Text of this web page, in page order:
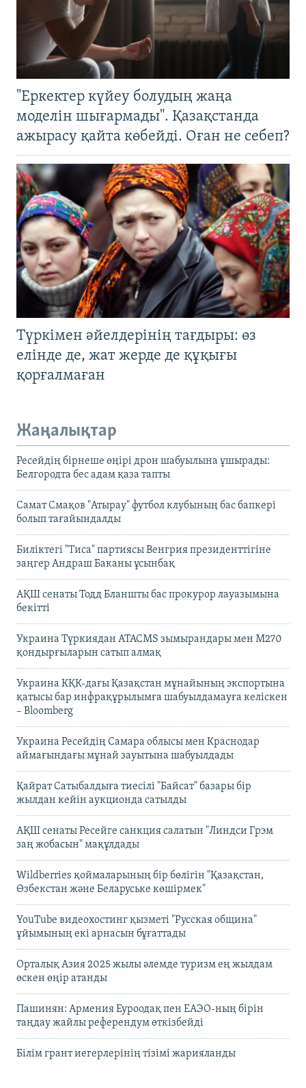
"Еркектер күйеу болудың жаңа
моделін шығармады". Қазақстанда
ажырасу қайта көбейді. Оған не себеп?
Түркімен әйелдерінің тағдыры: өз
елінде де, жат жерде де құқығы
қорғалмаған
Жаңалықтар
Ресейдің бірнеше өңірі дрон шабуылына ұшырады:
Белгородта бес адам қаза тапты
Самат Смақов "Атырау" футбол клубының бас бапкері
болып тағайындалды
Биліктегі "Тиса" партиясы Венгрия президенттігіне
заңгер Андраш Баканы ұсынбақ
АҚШ сенаты Тодд Бланшты бас прокурор лауазымына
бекітті
Украина Түркиядан ATACMS зымырандары мен M270
қондырғыларын сатып алмақ
Украина КҚК-дағы Қазақстан мұнайының экспортына
қатысы бар инфрақұрылымға шабуылдамауға келіскен
– Bloomberg
Украина Ресейдің Самара облысы мен Краснодар
аймағындағы мұнай зауытына шабуылдады
Қайрат Сатыбалдыға тиесілі "Байсат" базары бір
жылдан кейін аукционда сатылды
АҚШ сенаты Ресейге санкция салатын "Линдси Грэм
заң жобасын" мақұлдады
Wildberries қоймаларының бір бөлігін "Қазақстан,
Өзбекстан және Беларуське көшірмек"
YouTube видеохостинг қызметі "Русская община"
ұйымының екі арнасын бұғаттады
Орталық Азия 2025 жылы әлемде туризм ең жылдам
өскен өңір атанды
Пашинян: Армения Еуроодақ пен ЕАЭО-ның бірін
таңдау жайлы референдум өткізбейді
Білім грант иегерлерінің тізімі жарияланды